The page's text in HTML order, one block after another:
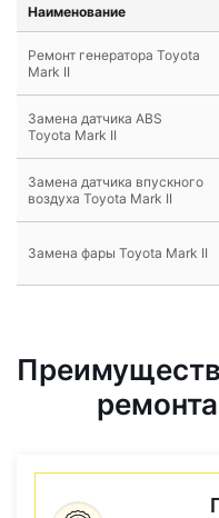
Наименование
Ремонт генератора Toyota
Mark II
Замена датчика ABS
Toyota Mark II
Замена датчика впускного
воздуха Toyota Mark II
Замена фары Toyota Mark II